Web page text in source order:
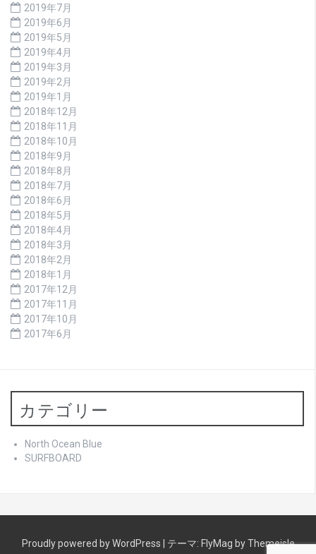
2019年7月
2019年6月
2019年5月
2019年4月
2019年3月
2019年2月
2019年1月
2018年12月
2018年11月
2018年10月
2018年9月
2018年8月
2018年7月
2018年6月
2018年5月
2018年4月
2018年3月
2018年2月
2018年1月
2017年12月
2017年11月
2017年10月
2017年6月
カテゴリー
North Ocean Blue
SURFBOARD
Proudly powered by WordPress テーマ: FlyMag by Themeisle